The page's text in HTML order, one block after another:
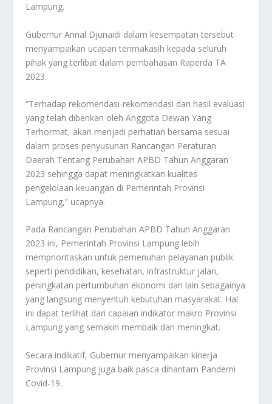
Lampung.
Gubernur Arinal Djunaidi dalam kesempatan tersebut
menyampaikan ucapan terimakasih kepada seluruh
pihak yang terlibat dalam pembahasan Raperda TA
2023.
“Terhadap rekomendasi-rekomendasi dan hasil evaluasi
yang telah diberikan oleh Anggota Dewan Yang
Terhormat, akan menjadi perhatian bersama sesuai
dalam proses penyusunan Rancangan Peraturan
Daerah Tentang Perubahan APBD Tahun Anggaran
2023 sehingga dapat meningkatkan kualitas
pengelolaan keuangan di Pemerintah Provinsi
Lampung,” ucapnya.
Pada Rancangan Perubahan APBD Tahun Anggaran
2023 ini, Pemerintah Provinsi Lampung lebih
memprioritaskan untuk pemenuhan pelayanan publik
seperti pendidikan, kesehatan, infrastruktur jalan,
peningkatan pertumbuhan ekonomi dan lain sebagainya
yang langsung menyentuh kebutuhan masyarakat. Hal
ini dapat terlihat dari capaian indikator makro Provinsi
Lampung yang semakin membaik dan meningkat.
Secara indikatif, Gubernur menyampaikan kinerja
Provinsi Lampung juga baik pasca dihantam Pandemi
Covid-19.